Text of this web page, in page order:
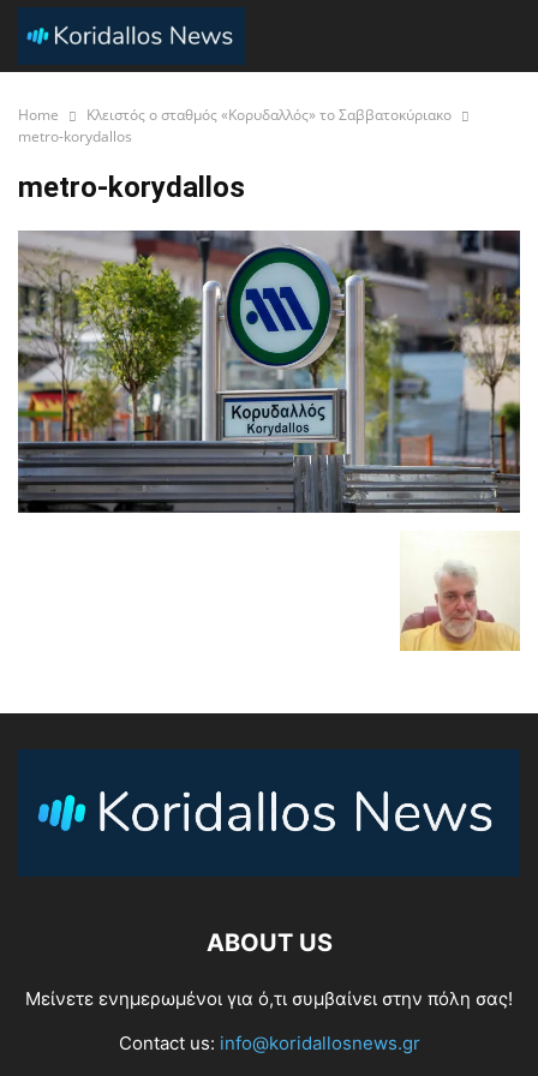
Home
Κλειστός ο σταθμός «Κορυδαλλός» το Σαββατοκύριακο
metro-korydallos
metro-korydallos
ABOUT US
Μείνετε ενημερωμένοι για ό,τι συμβαίνει στην πόλη σας!
Contact us: info@koridallosnews.gr